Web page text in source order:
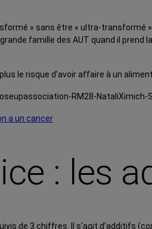
» sans être « ultra-
famille des AUT quand il
le risque d’avoir affaire à un
a un cancer
: les
de 3 chiffres. Il s’agit d’additifs